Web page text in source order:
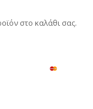
στο καλάθι σας.